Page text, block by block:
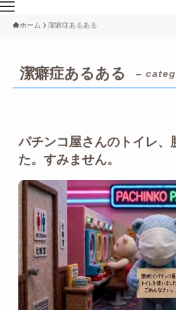
ホーム 潔癖症あるある
潔癖症あるある –
パチンコ屋さんのトイレ、
た。すみません。